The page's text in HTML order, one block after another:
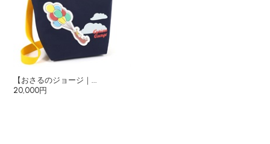
【おさるのジョージ｜...
20,000円